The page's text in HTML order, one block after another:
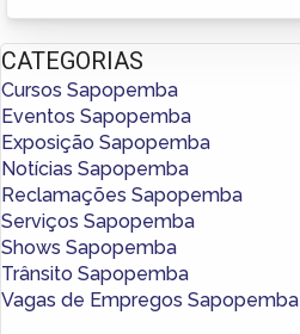
CATEGORIAS
Cursos Sapopemba
Eventos Sapopemba
Exposição Sapopemba
Notícias Sapopemba
Reclamações Sapopemba
Serviços Sapopemba
Shows Sapopemba
Trânsito Sapopemba
Vagas de Empregos Sapopemba